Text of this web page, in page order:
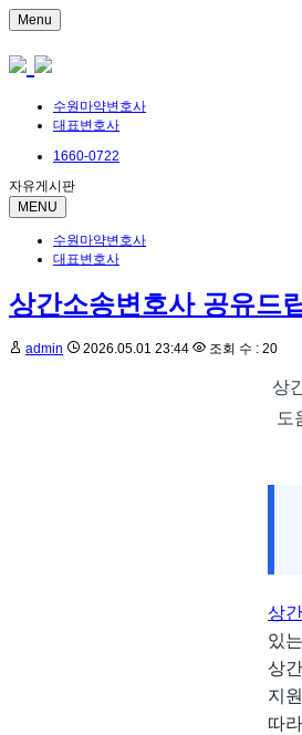
Menu
수원마약변호사
대표변호사
1660-0722
자유게시판
MENU
수원마약변호사
대표변호사
상간소송변호사 공유드
admin 2026.05.01 23:44 조회 수 : 20
상
도
상
있
상
지
따